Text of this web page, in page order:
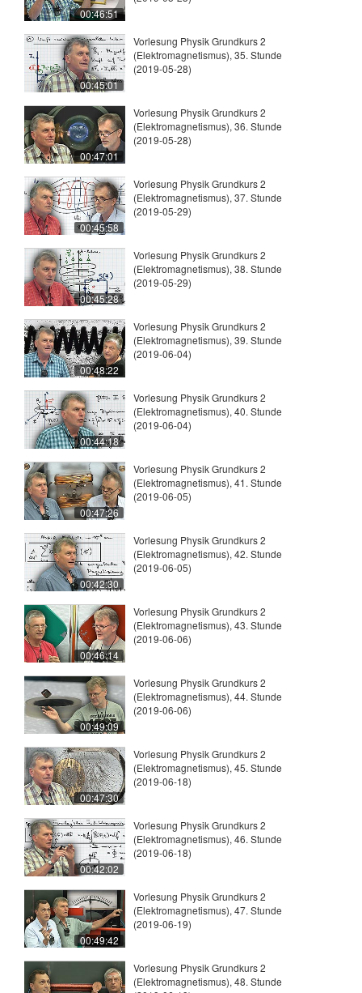
00:46:51
00:45:01
Vorlesung Physik Grundkurs 2
(Elektromagnetismus), 35. Stunde
(2019-05-28)
00:47:01
Vorlesung Physik Grundkurs 2
(Elektromagnetismus), 36. Stunde
(2019-05-28)
00:45:58
Vorlesung Physik Grundkurs 2
(Elektromagnetismus), 37. Stunde
(2019-05-29)
00:45:28
Vorlesung Physik Grundkurs 2
(Elektromagnetismus), 38. Stunde
(2019-05-29)
00:48:22
Vorlesung Physik Grundkurs 2
(Elektromagnetismus), 39. Stunde
(2019-06-04)
00:44:18
Vorlesung Physik Grundkurs 2
(Elektromagnetismus), 40. Stunde
(2019-06-04)
00:47:26
Vorlesung Physik Grundkurs 2
(Elektromagnetismus), 41. Stunde
(2019-06-05)
00:42:30
Vorlesung Physik Grundkurs 2
(Elektromagnetismus), 42. Stunde
(2019-06-05)
00:46:14
Vorlesung Physik Grundkurs 2
(Elektromagnetismus), 43. Stunde
(2019-06-06)
00:49:09
Vorlesung Physik Grundkurs 2
(Elektromagnetismus), 44. Stunde
(2019-06-06)
00:47:30
Vorlesung Physik Grundkurs 2
(Elektromagnetismus), 45. Stunde
(2019-06-18)
00:42:02
Vorlesung Physik Grundkurs 2
(Elektromagnetismus), 46. Stunde
(2019-06-18)
00:49:42
Vorlesung Physik Grundkurs 2
(Elektromagnetismus), 47. Stunde
(2019-06-19)
Vorlesung Physik Grundkurs 2
(Elektromagnetismus), 48. Stunde